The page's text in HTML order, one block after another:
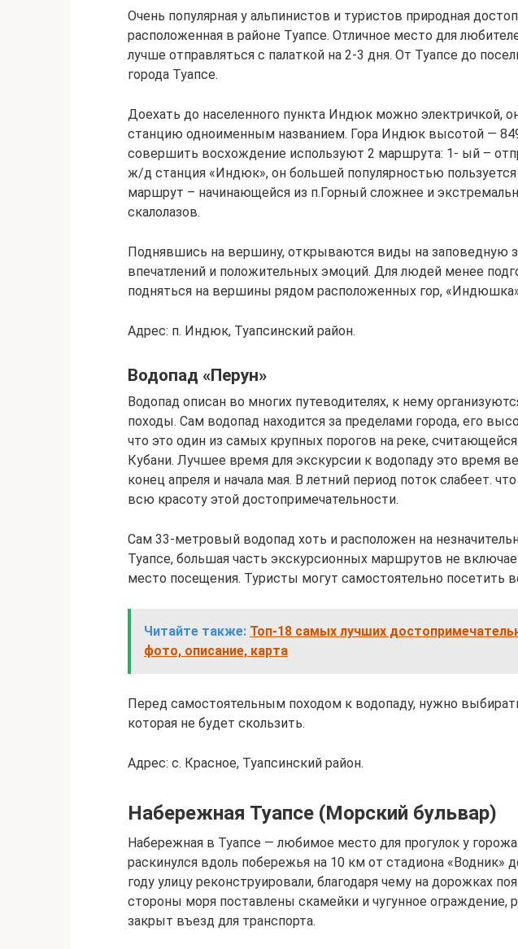
Очень популярная у альпинистов и туристов природная
расположенная в районе Туапсе. Отличное место для
лучше отправляться с палаткой на 2-3 дня. От Туапсе до
города Туапсе.
Доехать до населенного пункта Индюк можно электричкой,
станцию одноименным названием. Гора Индюк высотой —
совершить восхождение используют 2 маршрута: 1- ый –
ж/д станция «Индюк», он большей популярностью пользуется
маршрут – начинающейся из п.Горный сложнее и
скалолазов.
Поднявшись на вершину, открываются виды на заповедную
впечатлений и положительных эмоций. Для людей менее
подняться на вершины рядом расположенных гор,
Адрес: п. Индюк, Туапсинский район.
Водопад «Перун»
Водопад описан во многих путеводителях, к нему
походы. Сам водопад находится за пределами города, его
что это один из самых крупных порогов на реке,
Кубани. Лучшее время для экскурсии к водопаду это время
конец апреля и начала мая. В летний период поток слабеет.
всю красоту этой достопримечательности.
Сам 33-метровый водопад хоть и расположен на
Туапсе, большая часть экскурсионных маршрутов не
место посещения. Туристы могут самостоятельно посетить
Читайте также: Топ-18 самых лучших
фото, описание, карта
Перед самостоятельным походом к водопаду, нужно
которая не будет скользить.
Адрес: с. Красное, Туапсинский район.
Набережная Туапсе (Морский бульвар)
Набережная в Туапсе — любимое место для прогулок у
раскинулся вдоль побережья на 10 км от стадиона «Водник»
году улицу реконструировали, благодаря чему на дорожках
стороны моря поставлены скамейки и чугунное ограждение,
закрыт въезд для транспорта.